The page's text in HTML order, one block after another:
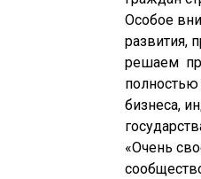
Особое
развития,
решаем
бизнеса,
«Очень